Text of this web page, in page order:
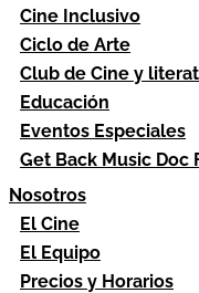
Cine Inclusivo
Ciclo de Arte
Club de Cine y
Educación
Eventos Especiales
Get Back Music Doc
Nosotros
El Cine
El Equipo
Precios y Horarios